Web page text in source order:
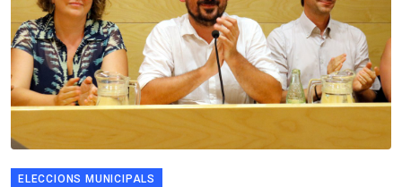
ELECCIONS MUNICIPALS